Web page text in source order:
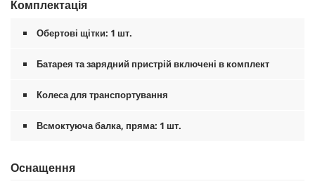
Комплектація
Обертові щітки: 1 шт.
Батарея та зарядний пристрій включені в комплект
Колеса для транспортування
Всмоктуюча балка, пряма: 1 шт.
Оснащення